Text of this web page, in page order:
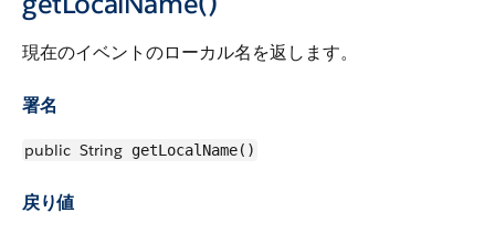
現在のイベントのローカル名を返します。
署名
public String getLocalName()
戻り値